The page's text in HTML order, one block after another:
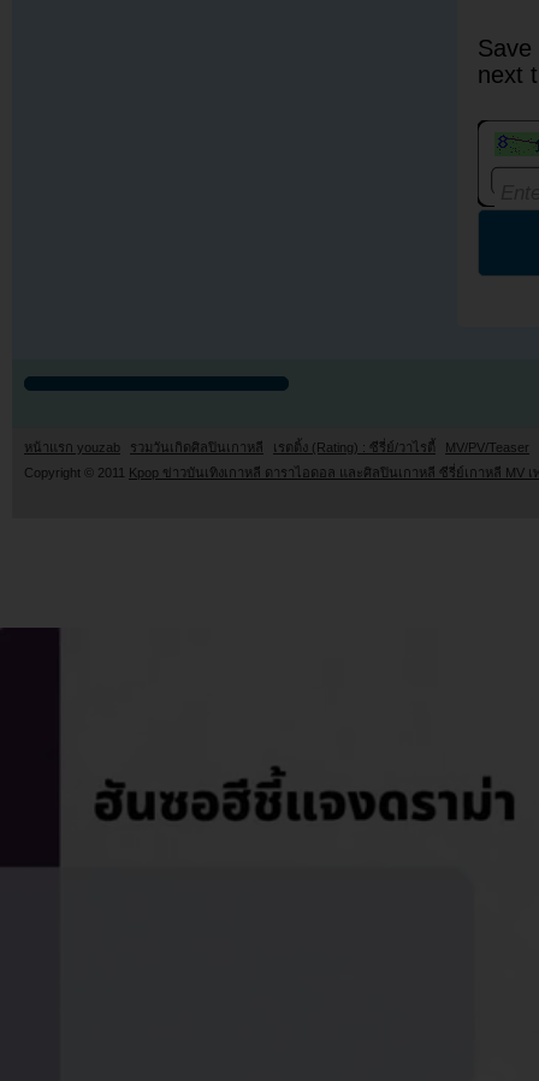
next
หน้าแรก youzab รวมวันเกิดศิลปินเกาหลี เรตติ้ง (Rating) : ซีรี่ย์/วาไรตี้
MV/PV/Teaser
Copyright © 2011 Kpop ข่าวบันเทิงเกาหลี ดาราไอดอล และศิลปินเกาหลี ซีรี่ย์เกาหลี MV